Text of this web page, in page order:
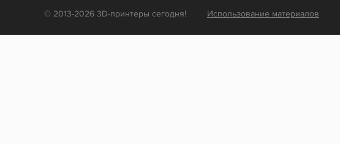
© 2013-2026 3D-принтеры сегодня! Использование материалов